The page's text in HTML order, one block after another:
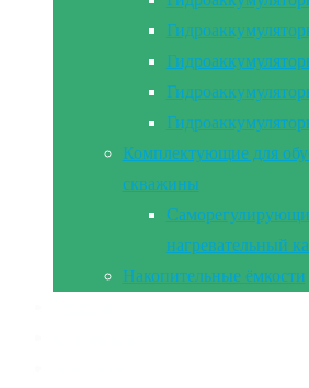
Комплектующие для
скважины
нагревательный
Накопительные ёмкости